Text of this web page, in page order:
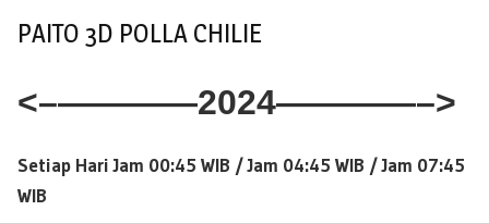
PAITO 3D POLLA CHILIE
<–————2024————–>
Setiap Hari Jam 00:45 WIB /Jam 04:45 WIB / Jam 07:45
WIB